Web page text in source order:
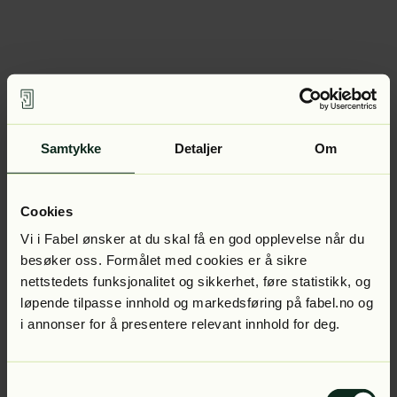
Samtykke Detaljer Om
Cookies
Vi i Fabel ønsker at du skal få en god opplevelse når du
besøker oss. Formålet med cookies er å sikre
nettstedets funksjonalitet og sikkerhet, føre statistikk, og
løpende tilpasse innhold og markedsføring på fabel.no og
i annonser for å presentere relevant innhold for deg.